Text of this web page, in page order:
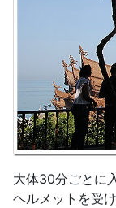
大体30分ごとに
ヘルメットを受